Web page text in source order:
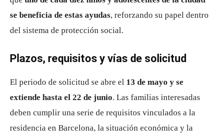
se beneficia de estas ayudas, reforzando su papel dentro
del sistema de protección social.
Plazos, requisitos y vías de solicitud
El periodo de solicitud se abre el 13 de mayo y se
extiende hasta el 22 de junio. Las familias interesadas
deben cumplir una serie de requisitos vinculados a la
residencia en Barcelona, la situación económica y la